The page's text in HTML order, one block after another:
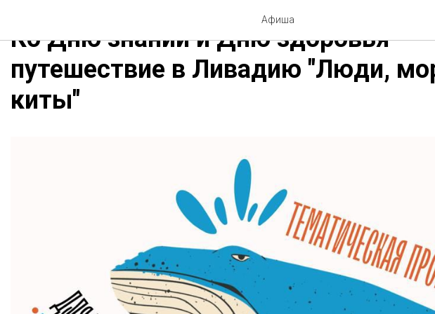
Афиша
Ко Дню знаний и Дню здоровья -
путешествие в Ливадию "Люди,
киты"